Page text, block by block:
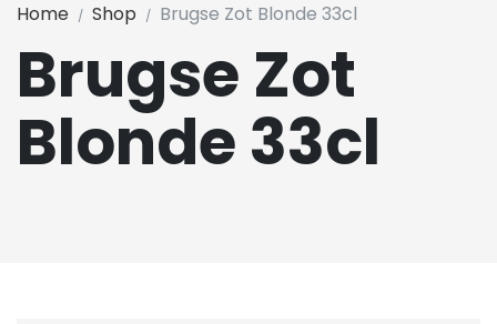
Brugse Zot
Blonde 33cl
Home Shop Brugse Zot Blonde 33cl